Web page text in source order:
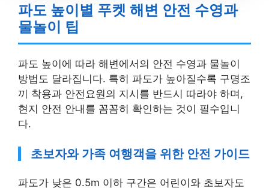
파도 높이별 푸켓 해변 안전 수영과
물놀이 팁
파도 높이에 따라 해변에서의 안전 수영과 물놀이
방법도 달라집니다. 특히 파도가 높아질수록 구명조
끼 착용과 안전요원의 지시를 반드시 따라야 하며,
현지 안전 안내를 꼼꼼히 확인하는 것이 필수입니
다.
초보자와 가족 여행객을 위한 안전 가이드
파도가 낮은 0.5m 이하 구간은 어린이와 초보자도